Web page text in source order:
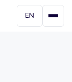
EN